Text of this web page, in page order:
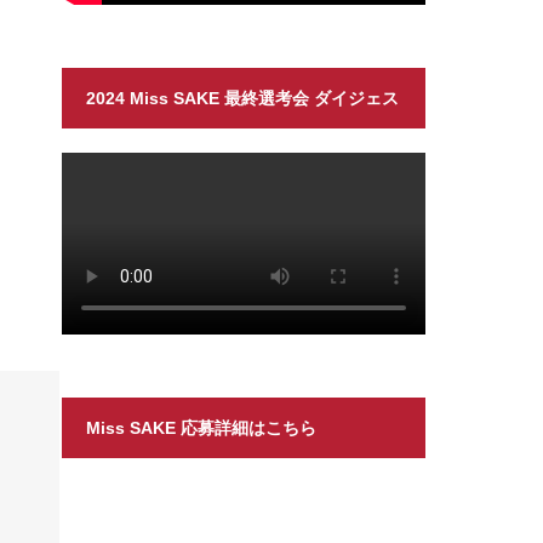
2024 Miss SAKE 最終選考会 ダイジェス
ト
Miss SAKE 応募詳細はこちら